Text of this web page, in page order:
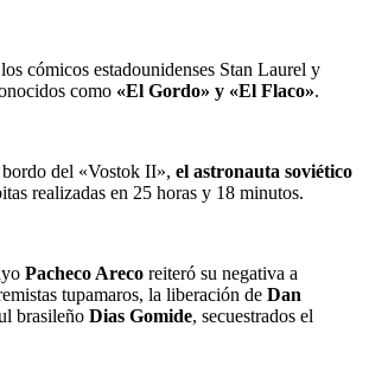
cómicos estadounidenses Stan Laurel y
como «El Gordo» y «El Flaco».
del «Vostok II», el astronauta soviético
realizadas en 25 horas y 18 minutos.
Pacheco Areco reiteró su negativa a
tupamaros, la liberación de Dan
brasileño Dias Gomide, secuestrados el